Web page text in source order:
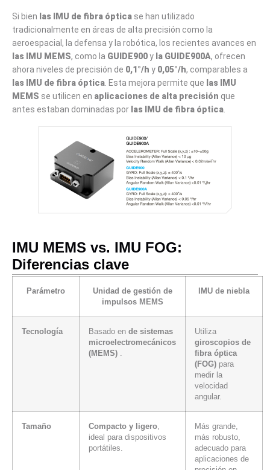
Si bien las IMU de fibra óptica se han utilizado
tradicionalmente en áreas de alta precisión como la
aeroespacial, la defensa y la robótica, los recientes avances en
las IMU MEMS, como la GUIDE900y la GUIDE900A, ofrecen
ahora niveles de precisión de 0,1°/h y 0,05°/h, comparables a
las IMU de fibra óptica. Esta mejora permite que las IMU
MEMS se utilicen en aplicaciones de alta precisión que
antes estaban dominadas por las IMU de fibra óptica.
IMU MEMS vs. IMU FOG:
Diferencias clave
Parámetro
Unidad de gestión de
impulsos MEMS
IMU de niebla
Tecnología Basado en de sistemas
microelectromecánicos
(MEMS) .
Utiliza
giroscopios de
fibra óptica
(FOG) para
medir la
velocidad
angular.
Tamaño Compacto y ligero,
ideal para dispositivos
portátiles.
Más grande,
más robusto,
adecuado para
aplicaciones de